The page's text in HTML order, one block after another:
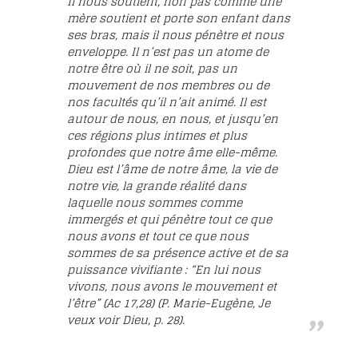
mère soutient et porte son enfant dans
ses bras, mais il nous pénètre et nous
enveloppe. Il n’est pas un atome de
notre être où il ne soit, pas un
mouvement de nos membres ou de
nos facultés qu’il n’ait animé. Il est
autour de nous, en nous, et jusqu’en
ces régions plus intimes et plus
profondes que notre âme elle-même.
Dieu est l’âme de notre âme, la vie de
notre vie, la grande réalité dans
laquelle nous sommes comme
immergés et qui pénètre tout ce que
nous avons et tout ce que nous
sommes de sa présence active et de sa
puissance vivifiante : “En lui nous
vivons, nous avons le mouvement et
l’être” (Ac 17,28) (P. Marie-Eugène, Je
veux voir Dieu, p. 28).